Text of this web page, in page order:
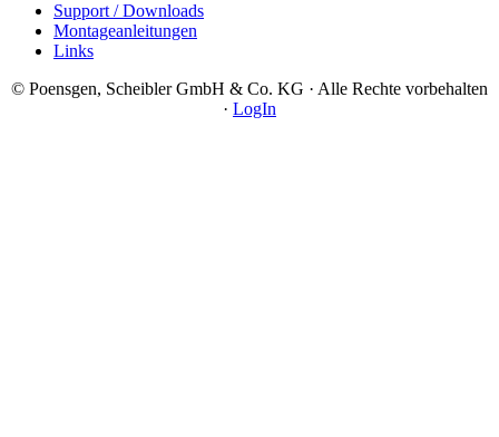
Support / Downloads
Montageanleitungen
Links
© Poensgen, Scheibler GmbH & Co. KG · Alle Rechte vorbehalten
· LogIn